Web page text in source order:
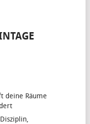
deine Räume